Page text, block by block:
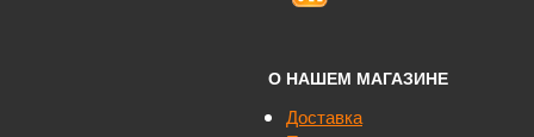
О НАШЕМ МАГАЗИНЕ
Доставка